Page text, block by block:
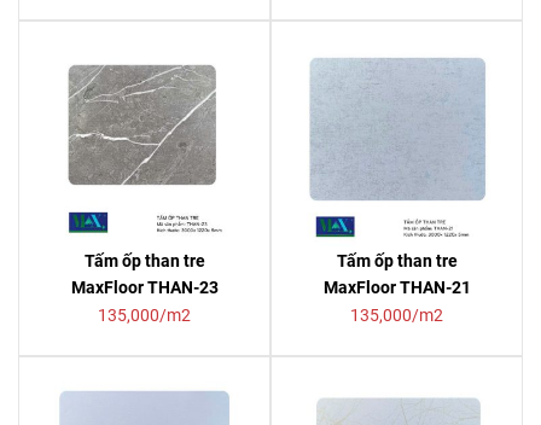
Tấm ốp than tre
MaxFloor THAN-23
135,000/m2
Tấm ốp than tre
MaxFloor THAN-21
135,000/m2